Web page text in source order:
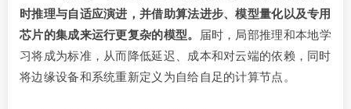
时推理与自适应演进，并借助算法进步、模型量化以及专用
芯片的集成来运行更复杂的模型。
届时，局部推理和本地学
习将成为标准，从而降低延迟、成本和对云端的依赖，同时
将边缘设备和系统重新定义为自给自足的计算节点。